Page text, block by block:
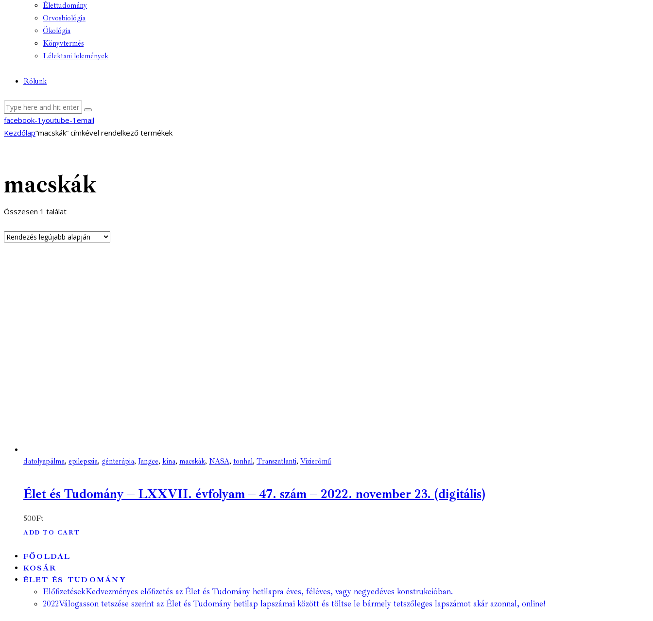
Élettudomány
Orvosbiológia
Ökológia
Könyvtermés
Lélektani lelemények
Rólunk
facebook-1 youtube-1 email
Kezdőlap“macskák” címkével rendelkező termékek
macskák
Összesen 1 találat
datolyapálma, epilepszia, génterápia, Jangce, kína, macskák, NASA, tonhal, Transzatlanti, Vízierőmű
Élet és Tudomány – LXXVII. évfolyam – 47. szám – 2022. november 23. (digitális)
500Ft
ADD TO CART
FŐOLDAL
KOSÁR
ÉLET ÉS TUDOMÁNY
ElőfizetésekKedvezményes előfizetés az Élet és Tudomány hetilapra éves, féléves, vagy negyedéves konstrukcióban.
2022Válogasson tetszése szerint az Élet és Tudomány hetilap lapszámai között és töltse le bármely tetszőleges lapszámot akár azonnal, online!